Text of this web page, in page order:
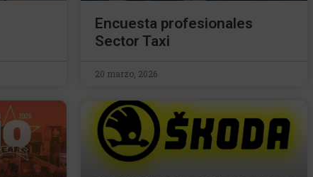
Encuesta profesionales
Sector Taxi
20 marzo, 2026